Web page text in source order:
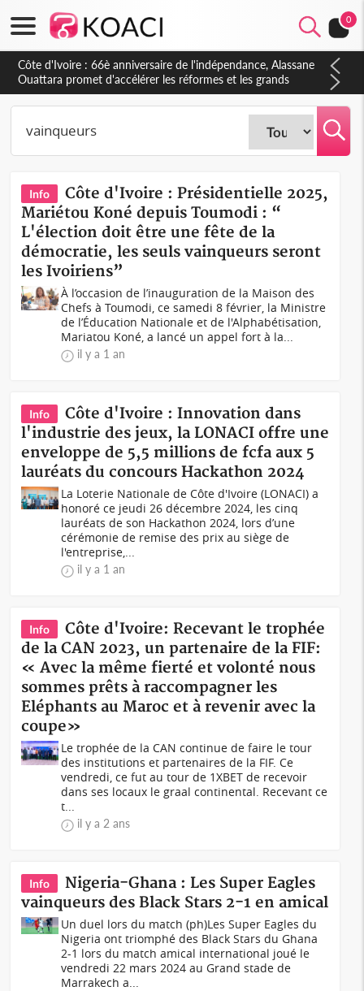
0
Info
Côte d'Ivoire : Présidentielle 2025,
Mariétou Koné depuis Toumodi : “
L'élection doit être une fête de la
démocratie, les seuls vainqueurs seront
les Ivoiriens”
À l’occasion de l’inauguration de la Maison des
Chefs à Toumodi, ce samedi 8 février, la Ministre
de l’Éducation Nationale et de l'Alphabétisation,
Mariatou Koné, a lancé un appel fort à la...
il y a 1 an
Info
Côte d'Ivoire : Innovation dans
l'industrie des jeux, la LONACI offre une
enveloppe de 5,5 millions de fcfa aux 5
lauréats du concours Hackathon 2024
La Loterie Nationale de Côte d'Ivoire (LONACI) a
honoré ce jeudi 26 décembre 2024, les cinq
lauréats de son Hackathon 2024, lors d’une
cérémonie de remise des prix au siège de
l'entreprise,...
il y a 1 an
Info
Côte d'Ivoire: Recevant le trophée
de la CAN 2023, un partenaire de la FIF:
« Avec la même fierté et volonté nous
sommes prêts à raccompagner les
Eléphants au Maroc et à revenir avec la
coupe»
Le trophée de la CAN continue de faire le tour
des institutions et partenaires de la FIF. Ce
vendredi, ce fut au tour de 1XBET de recevoir
dans ses locaux le graal continental. Recevant ce
t...
il y a 2 ans
Info
Nigeria-Ghana : Les Super Eagles
vainqueurs des Black Stars 2-1 en amical
Un duel lors du match (ph)Les Super Eagles du
Nigeria ont triomphé des Black Stars du Ghana
2-1 lors du match amical international joué le
vendredi 22 mars 2024 au Grand stade de
Marrakech a...